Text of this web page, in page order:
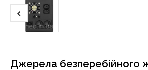
Джерела безперебійного